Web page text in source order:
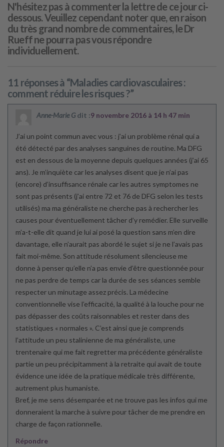
N'hésitez pas à commenter la lettre de ce jour ci-
dessous. Veuillez cependant noter que, en raison
du très grand nombre de commentaires, le Dr
Rueff ne pourra pas vous répondre
individuellement.
11 réponses à “Maladies cardiovasculaires :
comment réduire les risques ?”
Anne-Marie G dit :9 novembre 2016 à 14 h 47 min
J’ai un point commun avec vous : j’ai un problème rénal qui a
été détecté par des analyses sanguines de routine. Ma DFG
est en dessous de la moyenne depuis quelques années (j’ai 65
ans). Je m’inquiète car les analyses disent que je n’ai pas
(encore) d’insuffisance rénale car les autres symptomes ne
sont pas présents (j’ai entre 72 et 76 de DFG selon les tests
utilisés) ma ma généraliste ne cherche pas à rechercher les
causes pour éventuellement tâcher d’y remédier. Elle surveille
m’a-t-elle dit quand je lui ai posé la question sans m’en dire
davantage, elle n’aurait pas abordé le sujet si je ne l’avais pas
fait moi-même. Son attitude résolument silencieuse me
donne à penser qu’elle n’a pas envie d’être questionnée pour
ne pas perdre de temps car la durée de ses séances semble
respecter un minutage assez précis. La médecine
conventionnelle vise l’efficacité, la qualité à la louche pour ne
pas dépasser des coûts raisonnables et rester dans des
statistiques « normales ». C’est ainsi que je comprends
l’attitude un peu stalinienne de ma généraliste, une
trentenaire qui me fait regretter ma précédente généraliste
partie un peu précipitamment à la retraite qui avait de toute
évidence une idée de la pratique médicale très différente,
autrement plus humaniste.
Bref, je me sens désemparée et ne trouve pas les infos qui me
donneraient la marche à suivre pour tâcher de me prendre en
charge de façon rationnelle.
Répondre